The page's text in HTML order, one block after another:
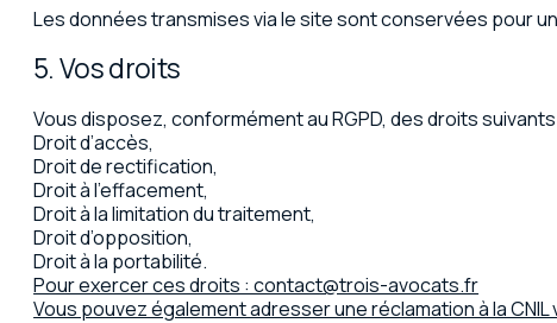
Les données transmises via le site sont conservées pour
5. Vos droits
Vous disposez, conformément au RGPD, des droits suivants
Droit d’accès,
Droit de rectification,
Droit à l’effacement,
Droit à la limitation du traitement,
Droit d’opposition,
Droit à la portabilité.
Pour exercer ces droits : contact@trois-avocats.fr
Vous pouvez également adresser une réclamation à la CNIL